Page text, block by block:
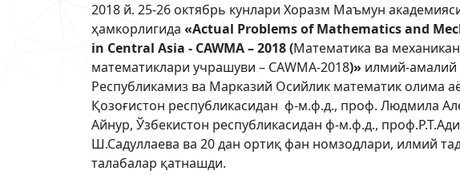
2018 й. 25-26 октябрь кунлари Хоразм Маъмун
ҳамкорлигида «Actual Problems of Mathematics and
in Central Asia - CAWMA – 2018 (Математика ва
математиклари учрашуви – CАWМА-2018)» илмий-амалий
Республикамиз ва Марказий Осийлик математик олима
Қозоғистон республикасидан ф-м.ф.д., проф. Людмила
Айнур, Ўзбекистон республикасидан ф-м.ф.д.,
Ш.Садуллаева ва 20 дан ортиқ фан номзодлари, илмий
талабалар қатнашди.